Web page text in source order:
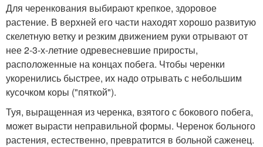
Для черенкования выбирают крепкое, здоровое
растение. В верхней его части находят хорошо развитую
скелетную ветку и резким движением руки отрывают от
нее 2-3-х-летние одревесневшие приросты,
расположенные на концах побега. Чтобы черенки
укоренились быстрее, их надо отрывать с небольшим
кусочком коры ("пяткой").
Туя, выращенная из черенка, взятого с бокового побега,
может вырасти неправильной формы. Черенок больного
растения, естественно, превратится в больной саженец.